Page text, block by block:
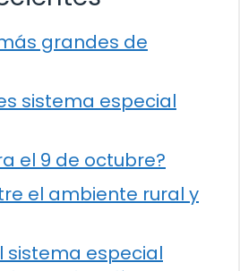
grandes de
sistema especial
el 9 de octubre?
el ambiente rural y
sistema especial